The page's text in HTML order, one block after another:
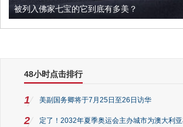
被列入佛家七宝的它到底有多美？
48小时点击排行
1 美副国务卿将于7月25日至26日访华
2 定了！2032年夏季奥运会主办城市为澳大利